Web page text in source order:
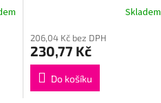
Skladem
206,04 Kč bez DPH
230,77 Kč
Do košíku